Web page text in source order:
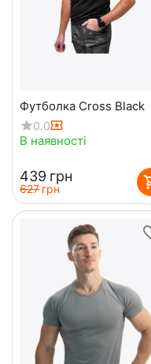
Футболка Cross Black
0.0
В наявності
‍439‍ грн
‍627‍ грн